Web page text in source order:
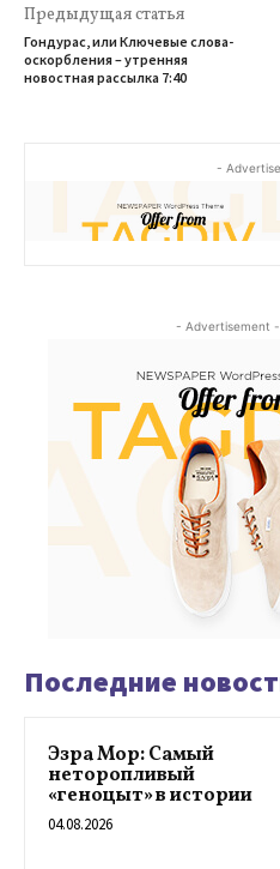
Предыдущая статья
Гондурас, или Ключевые слова-
оскорбления – утренняя
новостная рассылка 7:40
-
- Advertisement -
Последние
Эзра Мор: Самый
неторопливый
«геноцыт» в истории
04.08.2026